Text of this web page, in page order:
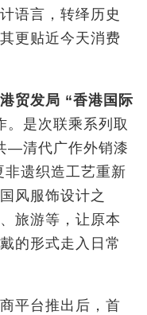
语言，转绎历史
更贴近今天消费
贸发局 “香港国际
。是次联乘系列取
—清代广作外销漆
非遗织造工艺重新
风服饰设计之
旅游等，让原本
的形式走入日常
平台推出后，首